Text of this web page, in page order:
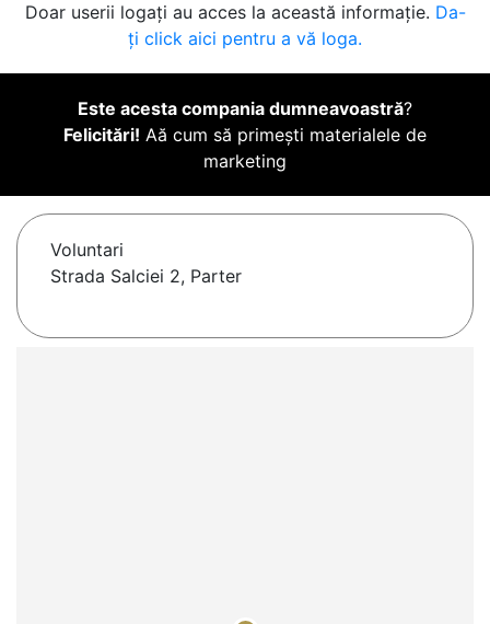
Doar userii logați au acces la această informație. Da-
ți click aici pentru a vă loga.
Este acesta compania dumneavoastră?
Felicitări! Aă cum să primești materialele de
marketing
Voluntari
Strada Salciei 2, Parter